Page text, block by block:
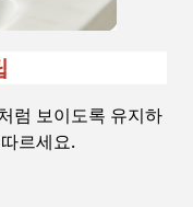
럼 보이도록 유지하
르세요.